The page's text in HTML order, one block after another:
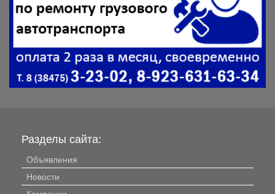
Разделы сайта:
Объявления
Новости